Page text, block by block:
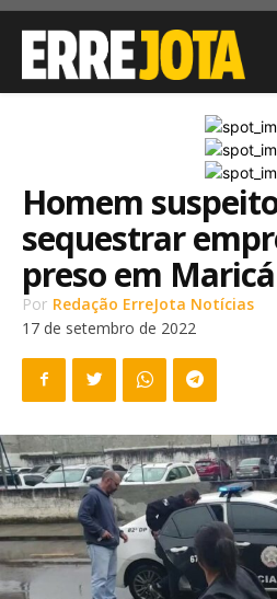
Homem
sequestrar
preso em Maricá
Por Redação ErreJota Notícias
17 de setembro de 2022